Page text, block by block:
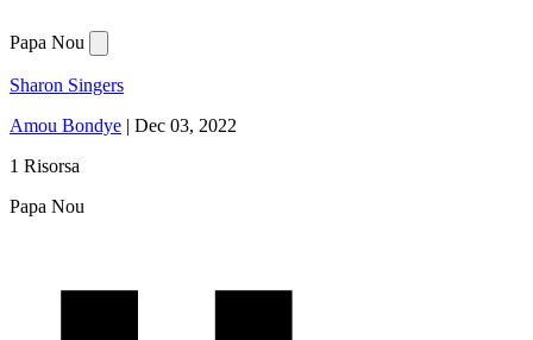
Papa Nou
Sharon Singers
Amou Bondye | Dec 03, 2022
1 Risorsa
Papa Nou